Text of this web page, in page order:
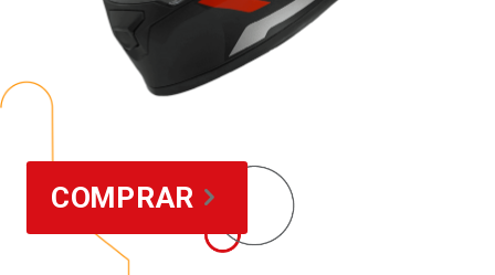
COMPRAR